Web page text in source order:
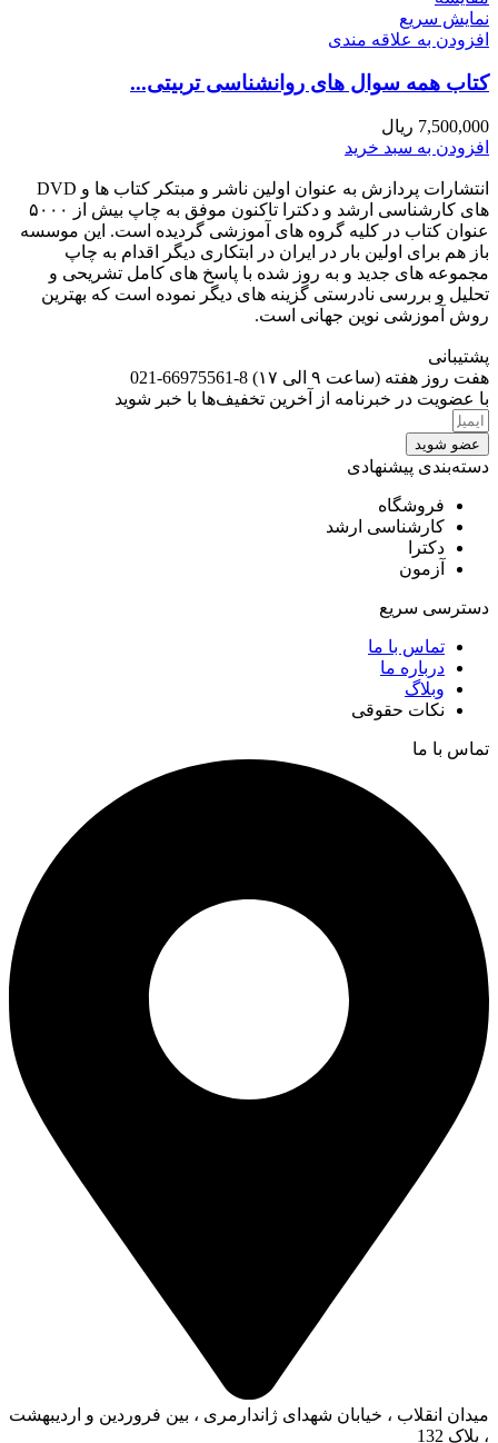
نمایش سریع
افزودن به علاقه مندی
کتاب همه سوال های روانشناسی تربیتی...
7,500,000 ریال
افزودن به سبد خرید
انتشارات پردازش به عنوان اولین ناشر و مبتکر کتاب ها و DVD
های کارشناسی ارشد و دکترا تاکنون موفق به چاپ بیش از ۵۰۰۰
عنوان کتاب در کلیه گروه های آموزشی گردیده است. این موسسه
باز هم برای اولین بار در ایران در ابتکاری دیگر اقدام به چاپ
مجموعه های جدید و به روز شده با پاسخ های کامل تشریحی و
تحلیل و بررسی نادرستی گزینه های دیگر نموده است که بهترین
روش آموزشی نوین جهانی است.
پشتیبانی
هفت روز هفته (ساعت ۹ الی ۱۷) 8-66975561-021
با عضویت در خبرنامه از آخرین تخفیف‌ها با خبر شوید
عضو شوید
دسته‌بندی پیشنهادی
فروشگاه
کارشناسی ارشد
دکترا
آزمون
دسترسی سریع
تماس با ما
درباره ما
وبلاگ
نکات حقوقی
تماس با ما
میدان انقلاب ، خیابان شهدای ژاندارمری ، بین فروردین و اردیبهشت
، پلاک 132